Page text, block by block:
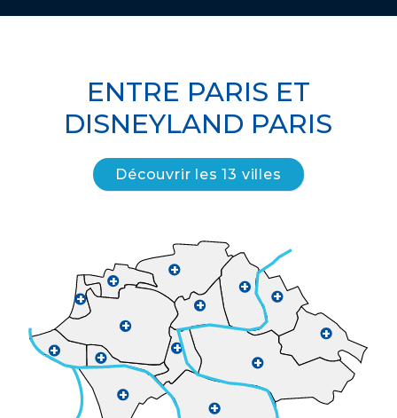
ENTRE PARIS ET
DISNEYLAND PARIS
Découvrir les 13 villes
+
+
+
+
+
+
+
+
+
+
+
+
+
+